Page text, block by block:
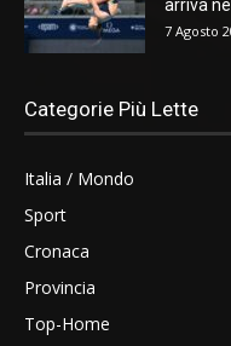
arriva
7 Agosto
Categorie Più Lette
Italia / Mondo
Sport
Cronaca
Provincia
Top-Home